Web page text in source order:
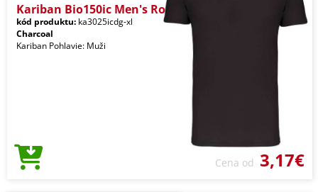
Kariban Bio150ic Men's Ro
kód produktu: ka3025icdg-xl
Charcoal
Kariban Pohlavie: Muži
Cena od 3,17€